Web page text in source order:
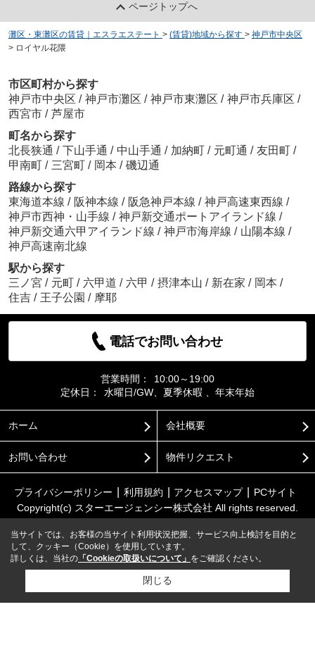
ページトップへ
灘区・東灘区の賃貸｜エスラエステート > (賃貸)地域から探す > 神戸市中央区
> ロイヤル花隈
市区町村から探す
神戸市中央区 / 神戸市灘区 / 神戸市東灘区 / 神戸市兵庫区 /
西宮市 / 芦屋市
町名から探す
北長狭通 / 下山手通 / 中山手通 / 加納町 / 元町通 / 友田町 /
甲南町 / 三宮町 / 岡本 / 磯辺通
路線から探す
東海道本線 / 阪神本線 / 阪急神戸本線 / 神戸高速東西線 /
神戸市西神・山手線 / 神戸新交通ポートアイランド線 /
神戸新交通六甲アイランド線 / 神戸市海岸線 / 山陽本線 /
神戸高速南北線
駅から探す
三ノ宮 / 元町 / 六甲道 / 六甲 / 摂津本山 / 新在家 / 岡本 /
住吉 / 王子公園 / 摩耶
電話でお問い合わせ
営業時間：
10:00～19:00
定休日：
水曜日/GW、夏季休暇 、年末年始
ホーム 会社概要
お問い合わせ 物件リクエスト
プライバシーポリシー 利用規約 アクセスマップ
PCサイト
Copyright(c) スターエージェンシー株式会社 All rights reserved.
当サイトでは、お客様の当サイト利用状況把握、サービス向上検討を目的と
して、クッキー（Cookie）を使用しています。
詳しくは、当社の 「Cookieの取扱いについて」 をご確認ください。
閉じる